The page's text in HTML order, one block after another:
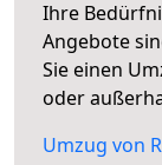
Ihre
Angebote
Sie einen
oder
Umzug von